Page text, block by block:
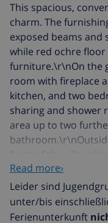
This spacious,
charm. The
exposed beams and
while red ochre
furniture.\r\nOn the
room with fireplace
kitchen, and two
sharing and shower
area up to two
front of the villa,
surrounding
dining al fresco. The
attractive stone
sun beds and
Read more›
Leider sind
unter/bis
Ferienunterkunft